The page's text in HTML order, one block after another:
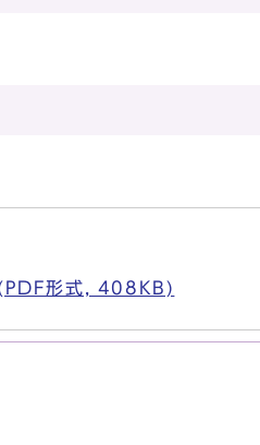
形式, 408KB)